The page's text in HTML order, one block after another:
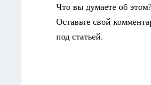
Что вы думаете об
Оставьте свой
под статьей.